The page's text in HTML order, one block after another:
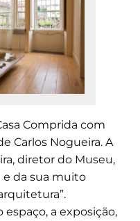
Comprida com
Carlos Nogueira. A
diretor do Museu,
e da sua muito
a exposição,